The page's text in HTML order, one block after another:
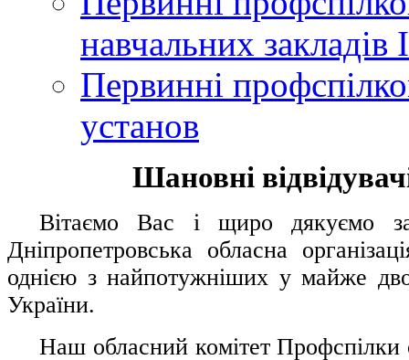
навчальних закладів
Первинні
установ
Шановні
Вітаємо Вас і щиро дякуємо за
Дніпропетровська обласна
однією з найпотужніших у майже
України.
Наш обласний комітет Профспілки